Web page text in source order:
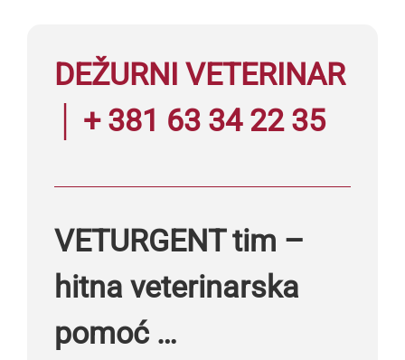
DEŽURNI VETERINAR
│ + 381 63 34 22 35
VETURGENT tim –
hitna veterinarska
pomoć …